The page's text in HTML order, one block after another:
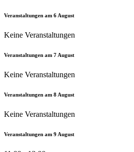
Veranstaltungen am 6 August
Keine Veranstaltungen
Veranstaltungen am 7 August
Keine Veranstaltungen
Veranstaltungen am 8 August
Keine Veranstaltungen
Veranstaltungen am 9 August